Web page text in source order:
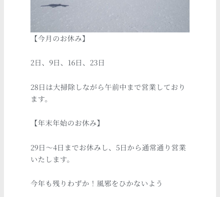
【今月のお休み】
2日、9日、16日、23日
28日は大掃除しながら午前中まで営業しており
ます。
【年末年始のお休み】
29日〜4日までお休みし、5日から通常通り営業
いたします。
今年も残りわずか！風邪をひかないよう